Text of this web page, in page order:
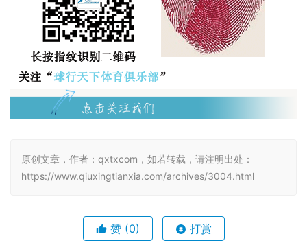
原创文章，作者：qxtxcom，如若转载，请注明出处：
https://www.qiuxingtianxia.com/archives/3004.html
赞 (0) 打赏